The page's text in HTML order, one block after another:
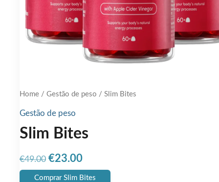
Home / Gestão de peso / Slim Bites
Gestão de peso
Slim Bites
€49.00 Original
price
€23.00Current
price
Comprar Slim Bites